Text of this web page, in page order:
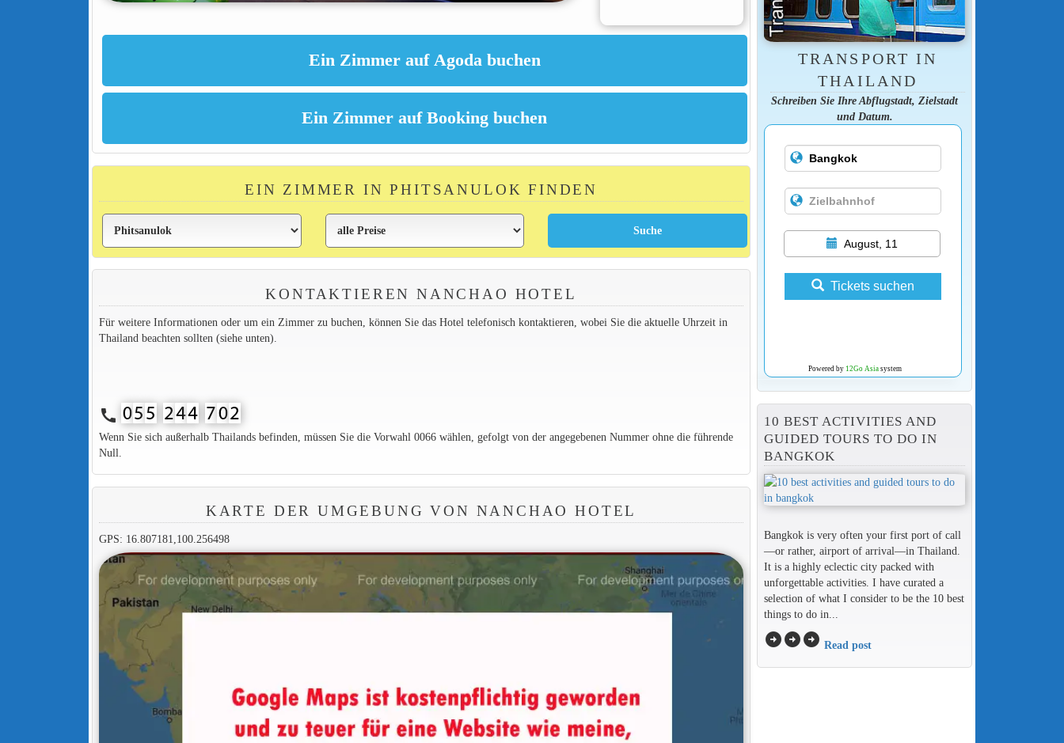
EIN ZIMMER IN PHITSANULOK FINDEN
KONTAKTIEREN NANCHAO HOTEL
Für weitere Informationen oder um ein Zimmer zu buchen, können Sie das Hotel telefonisch kontaktieren, wobei Sie die aktuelle Uhrzeit in
Thailand beachten sollten (siehe unten).
call
Wenn Sie sich außerhalb Thailands befinden, müssen Sie die Vorwahl 0066 wählen, gefolgt von der angegebenen Nummer ohne die führende
Null.
KARTE DER UMGEBUNG VON NANCHAO HOTEL
GPS: 16.807181,100.256498
TRANSPORT IN
THAILAND
Schreiben Sie Ihre Abflugstadt, Zielstadt
und Datum.
August, 11
Tickets suchen
Powered by 12Go Asiasystem
10 BEST ACTIVITIES AND
GUIDED TOURS TO DO IN
BANGKOK
Bangkok is very often your first port of call
—or rather, airport of arrival—in Thailand.
It is a highly eclectic city packed with
unforgettable activities. I have curated a
selection of what I consider to be the 10 best
things to do in...
arrow_circle_rightarrow_circle_rightarrow_circle_right Read post